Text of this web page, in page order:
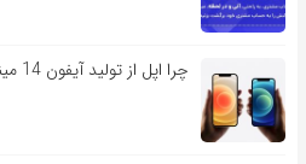
چرا اپل از تولید آیفون 14 مینی منصرف شد؟